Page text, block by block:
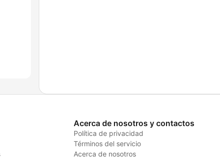
Acerca de nosotros y contactos
Política de privacidad
Términos del servicio
Acerca de nosotros